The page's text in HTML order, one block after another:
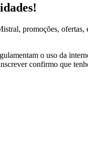
promoções,
o uso da
confirmo que